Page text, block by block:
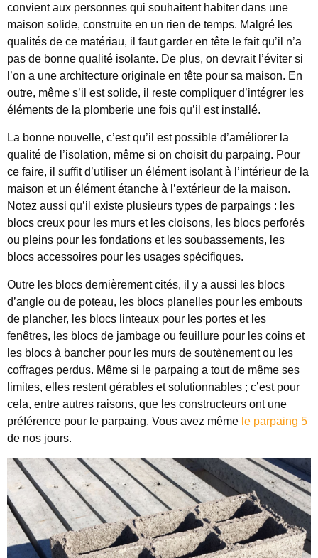
convient aux personnes qui souhaitent habiter dans une
maison solide, construite en un rien de temps. Malgré les
qualités de ce matériau, il faut garder en tête le fait qu’il n’a
pas de bonne qualité isolante. De plus, on devrait l’éviter si
l’on a une architecture originale en tête pour sa maison. En
outre, même s’il est solide, il reste compliquer d’intégrer les
éléments de la plomberie une fois qu’il est installé.
La bonne nouvelle, c’est qu’il est possible d’améliorer la
qualité de l’isolation, même si on choisit du parpaing. Pour
ce faire, il suffit d’utiliser un élément isolant à l’intérieur de la
maison et un élément étanche à l’extérieur de la maison.
Notez aussi qu’il existe plusieurs types de parpaings : les
blocs creux pour les murs et les cloisons, les blocs perforés
ou pleins pour les fondations et les soubassements, les
blocs accessoires pour les usages spécifiques.
Outre les blocs dernièrement cités, il y a aussi les blocs
d’angle ou de poteau, les blocs planelles pour les embouts
de plancher, les blocs linteaux pour les portes et les
fenêtres, les blocs de jambage ou feuillure pour les coins et
les blocs à bancher pour les murs de soutènement ou les
coffrages perdus. Même si le parpaing a tout de même ses
limites, elles restent gérables et solutionnables ; c’est pour
cela, entre autres raisons, que les constructeurs ont une
préférence pour le parpaing. Vous avez même le parpaing 5
de nos jours.